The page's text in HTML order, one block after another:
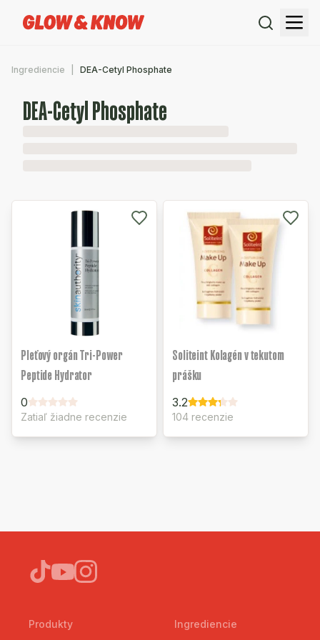
Ingrediencie DEA-Cetyl Phosphate
DEA-Cetyl Phosphate
Pleťový orgán Tri-Power
Peptide Hydrator
0
Zatiaľ žiadne recenzie
Soliteint Kolagén v tekutom
prášku
3.2
104 recenzie
Produkty Ingrediencie